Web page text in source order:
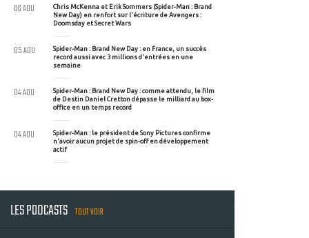
Chris McKenna et Erik Sommers (Spider-Man : Brand
New Day) en renfort sur l'écriture de Avengers :
Doomsday et Secret Wars
06 AOU
Spider-Man : Brand New Day : en France, un succès
record aussi avec 3 millions d'entrées en une
semaine
05 AOU
Spider-Man : Brand New Day : comme attendu, le film
de Destin Daniel Cretton dépasse le milliard au box-
office en un temps record
04 AOU
Spider-Man : le président de Sony Pictures confirme
n'avoir aucun projet de spin-off en développement
actif
04 AOU
LES PODCASTS TOUT VOIR